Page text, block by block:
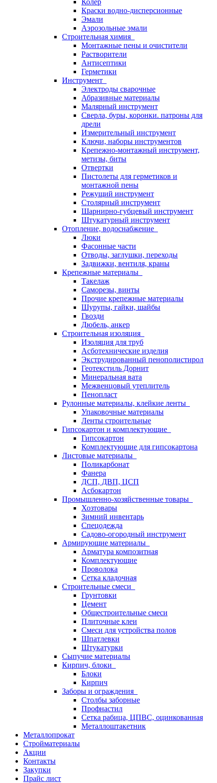
Колер
Краски водно-дисперсионные
Эмали
Аэрозольные эмали
Строительная химия
Монтажные пены и очистители
Растворители
Антисептики
Герметики
Инструмент
Электроды сварочные
Абразивные материалы
Малярный инструмент
Сверла, буры, коронки. патроны для
дрели
Измерительный инструмент
Ключи, наборы инструментов
Крепежно-монтажный инструмент,
метизы, биты
Отвертки
Пистолеты для герметиков и
монтажной пены
Режущий инструмент
Столярный инструмент
Шарнирно-губцевый инструмент
Штукатурный инструмент
Отопление, водоснабжение
Люки
Фасонные части
Отводы, заглушки, переходы
Задвижки, вентиля, краны
Крепежные материалы
Такелаж
Саморезы, винты
Прочие крепежные материалы
Шурупы, гайки, шайбы
Гвозди
Дюбель, анкер
Строительная изоляция
Изоляция для труб
Асботехнические изделия
Экструдированный пенополистирол
Геотекстиль Дорнит
Минеральная вата
Межвенцовый утеплитель
Пенопласт
Рулонные материалы, клейкие ленты
Упаковочные материалы
Ленты строительные
Гипсокартон и комплектующие
Гипсокартон
Комплектующие для гипсокартона
Листовые материалы
Поликарбонат
Фанера
ДСП, ДВП, ЦСП
Асбокартон
Промышленно-хозяйственные товары
Хозтовары
Зимний инвентарь
Спецодежда
Садово-огородный инструмент
Армирующие материалы
Арматура композитная
Комплектующие
Проволока
Сетка кладочная
Строительные смеси
Грунтовки
Цемент
Общестроительные смеси
Плиточные клеи
Смеси для устройства полов
Шпатлевки
Штукатурки
Сыпучие материалы
Кирпич, блоки
Блоки
Кирпич
Заборы и ограждения
Столбы заборные
Профнастил
Сетка рабица, ЦПВС, оцинкованная
Металлоштакетник
Металлопрокат
Стройматериалы
Акции
Контакты
Закупки
Прайс лист